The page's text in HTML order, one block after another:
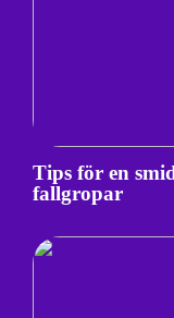
Tips för en
fallgropar